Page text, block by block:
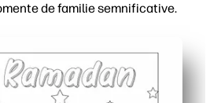
de familie semnificative.
implicați în timpul Ramadanului -
motorului fin și creativitatea -